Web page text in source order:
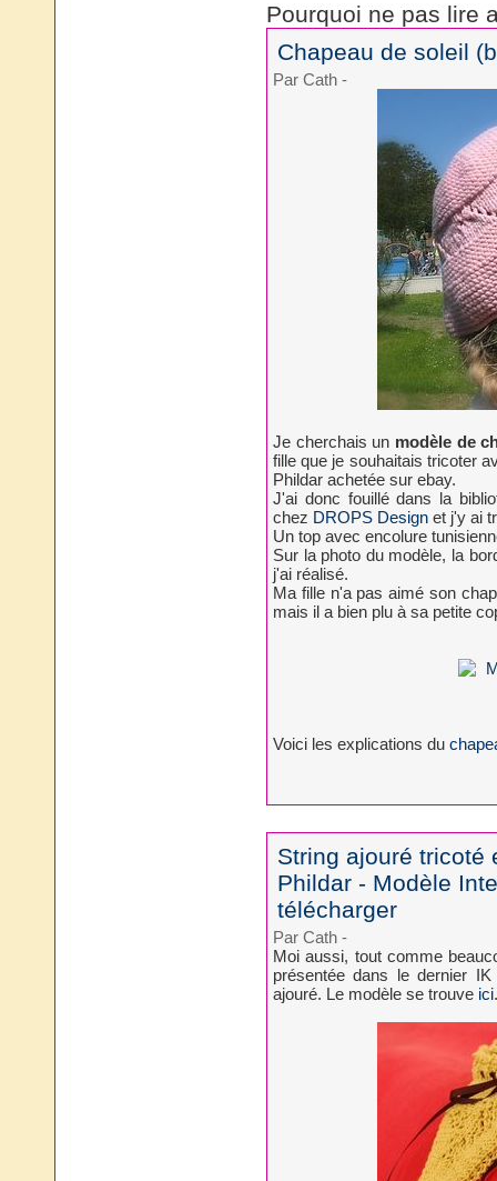
Pourquoi ne pas lire
Chapeau de soleil
Par Cath -
Je cherchais un modèle de
fille que je souhaitais tricoter
Phildar achetée sur ebay.
J'ai donc fouillé dans la
chez DROPS Design et j'y ai
Un top avec encolure
Sur la photo du modèle, la
j'ai réalisé.
Ma fille n'a pas aimé son
mais il a bien plu à sa petite
Voici les explications du
String ajouré tricoté
Phildar - Modèle
télécharger
Par Cath -
Moi aussi, tout comme
présentée dans le dernier
ajouré. Le modèle se trouve ici